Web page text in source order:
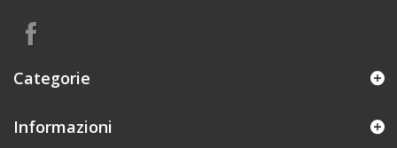
Categorie
Informazioni